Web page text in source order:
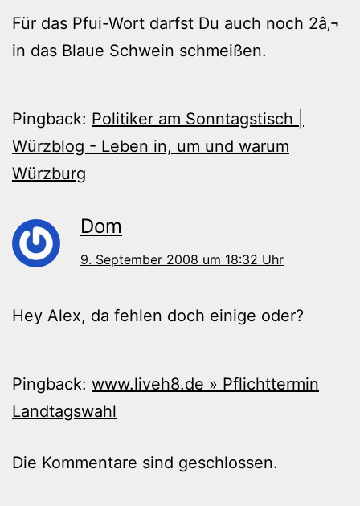
Für das Pfui-Wort darfst Du auch noch 2â‚¬
in das Blaue Schwein schmeißen.
Pingback: Politiker am Sonntagstisch |
Würzblog - Leben in, um und warum
Würzburg
Dom
9. September 2008 um 18:32 Uhr
Hey Alex, da fehlen doch einige oder?
Pingback: www.liveh8.de » Pflichttermin
Landtagswahl
Die Kommentare sind geschlossen.